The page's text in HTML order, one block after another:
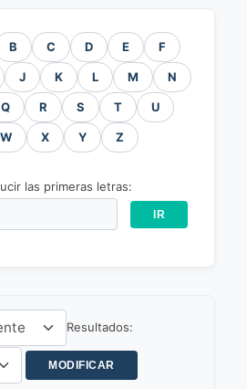
B C D E F
J K L M N
Q R S T U
W X Y Z
las primeras letras:
Resultados: